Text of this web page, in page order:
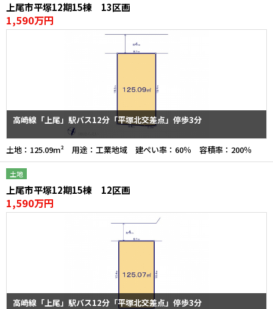
上尾市平塚12期15棟 13区画
1,590万円
高崎線「上尾」駅バス12分「平塚北交差点」停歩3分
土地：125.09m² 用途：工業地域 建ぺい率：60％ 容積率：200％
土地
上尾市平塚12期15棟 12区画
1,590万円
高崎線「上尾」駅バス12分「平塚北交差点」停歩3分